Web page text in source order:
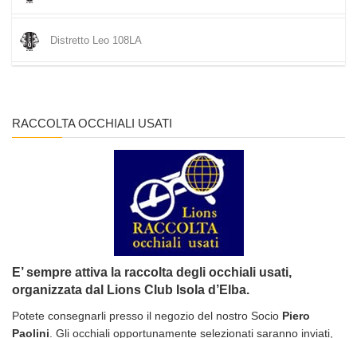
Distretto Leo 108LA
RACCOLTA OCCHIALI USATI
E’ sempre attiva la raccolta degli occhiali usati,
organizzata dal Lions Club Isola d’Elba.
Potete consegnarli presso il negozio del nostro Socio Piero
Paolini . Gli occhiali opportunamente selezionati saranno inviati,